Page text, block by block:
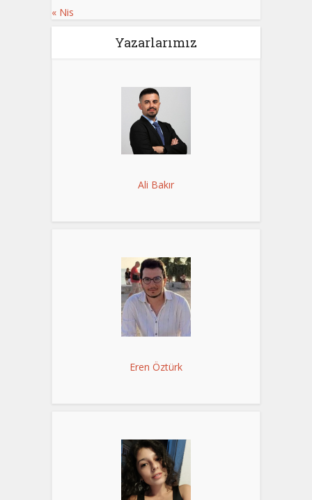
« Nis
Yazarlarımız
Ali Bakır
Eren Öztürk